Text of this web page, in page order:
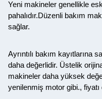
Yeni makineler genellikle
pahalıdır.Düzenli bakım
sağlar.
Ayrıntılı bakım kayıtlarına
daha değerlidir. Üstelik
makineler daha yüksek
yenilenmiş motor gibi., fiyatı